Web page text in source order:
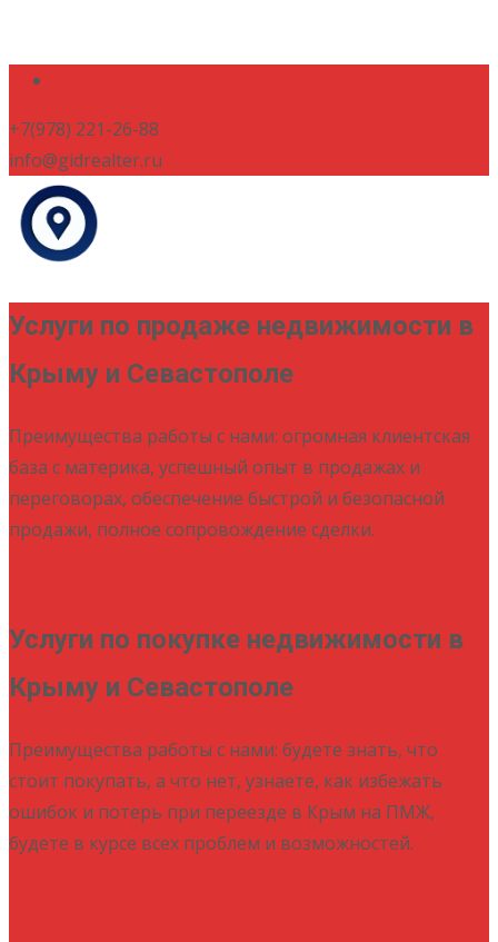
+7(978) 221-26-88
info@gidrealter.ru
Услуги по продаже недвижимости в
Крыму и Севастополе
Преимущества работы с нами: огромная клиентская
база с материка, успешный опыт в продажах и
переговорах, обеспечение быстрой и безопасной
продажи, полное сопровождение сделки.
Услуги по покупке недвижимости в
Крыму и Севастополе
Преимущества работы с нами: будете знать, что
стоит покупать, а что нет, узнаете, как избежать
ошибок и потерь при переезде в Крым на ПМЖ,
будете в курсе всех проблем и возможностей.